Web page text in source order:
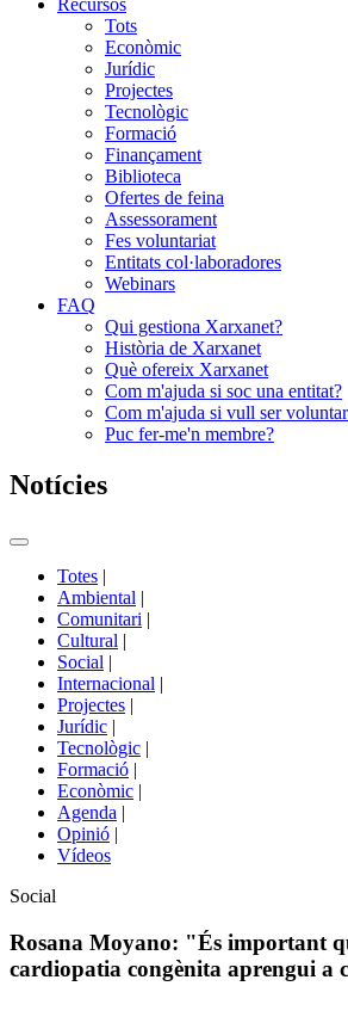
Recursos
Tots
Econòmic
Jurídic
Projectes
Tecnològic
Formació
Finançament
Biblioteca
Ofertes de feina
Assessorament
Fes voluntariat
Entitats col·laboradores
Webinars
FAQ
Qui gestiona Xarxanet?
Història de Xarxanet
Què ofereix Xarxanet
Com m'ajuda si soc una entitat?
Com m'ajuda si vull ser
Puc fer-me'n membre?
Notícies
Commutador
portals
Totes |
Ambiental |
Comunitari |
Cultural |
Social |
Internacional |
Projectes |
Jurídic |
Tecnològic |
Formació |
Econòmic |
Agenda |
Opinió |
Vídeos
Àmbit
la
notícia
Social
Rosana Moyano: "És important
cardiopatia congènita aprengui a